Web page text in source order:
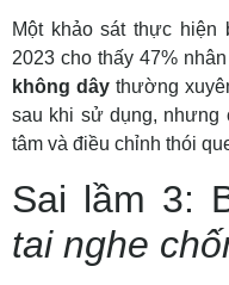
Một khảo sát thực
2023 cho thấy 47%
không dâythường
sau khi sử dụng, nhưng
tâm và điều chỉnh thói
Sai lầm 3:
tai nghe